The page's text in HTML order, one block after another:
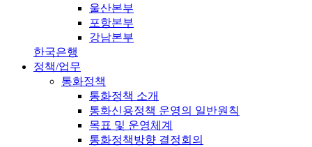
울산본부
포항본부
강남본부
한국은행
정책/업무
통화정책
통화정책 소개
통화신용정책 운영의 일반원칙
목표 및 운영체계
통화정책방향 결정회의